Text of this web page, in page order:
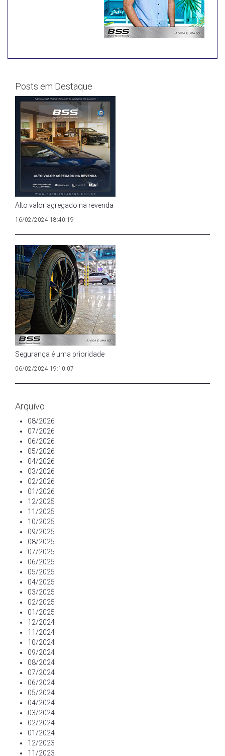
Posts em Destaque
Alto valor agregado na revenda
16/02/2024 18:40:19
Segurança é uma prioridade
06/02/2024 19:10:07
Arquivo
08/2026
07/2026
06/2026
05/2026
04/2026
03/2026
02/2026
01/2026
12/2025
11/2025
10/2025
09/2025
08/2025
07/2025
06/2025
05/2025
04/2025
03/2025
02/2025
01/2025
12/2024
11/2024
10/2024
09/2024
08/2024
07/2024
06/2024
05/2024
04/2024
03/2024
02/2024
01/2024
12/2023
11/2023